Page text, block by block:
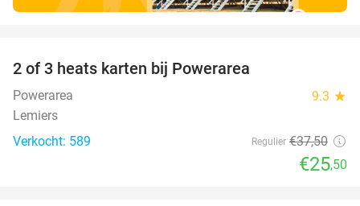
2 of 3 heats karten bij Powerarea
Powerarea 9.3 star
Lemiers
Verkocht: 589
Regulier €37,50
€25,50